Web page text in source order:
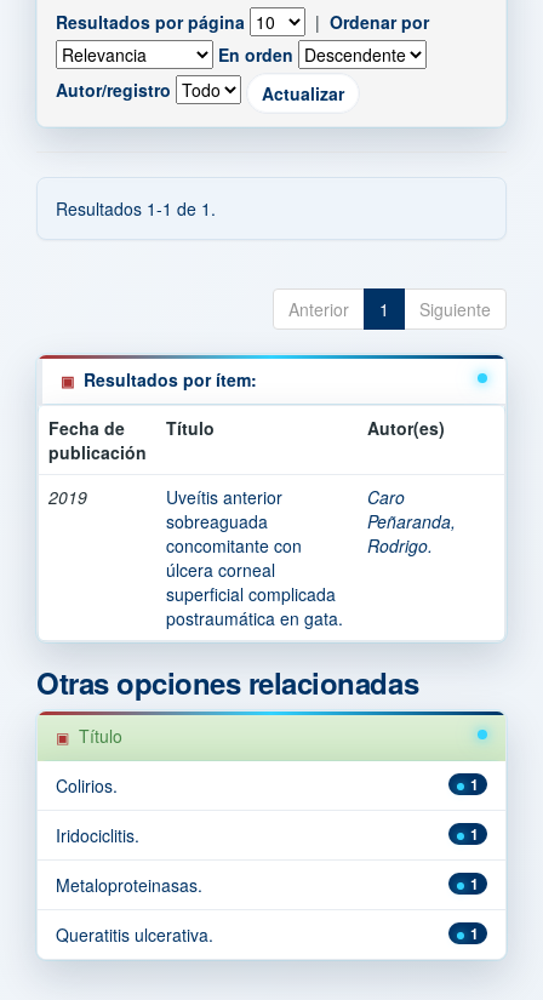
Resultados por página | Ordenar por
En orden
Autor/registro
Resultados 1-1 de 1.
Anterior 1 Siguiente
Resultados por ítem:
Fecha de
publicación
Título Autor(es)
2019
Uveítis anterior
sobreaguada
concomitante con
úlcera corneal
superficial complicada
postraumática en gata.
Caro
Peñaranda,
Rodrigo.
Otras opciones relacionadas
Título
1
Colirios.
1
Iridociclitis.
1
Metaloproteinasas.
1
Queratitis ulcerativa.